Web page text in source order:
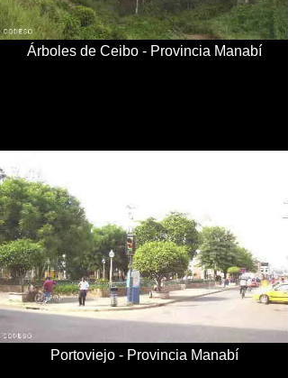
Portoviejo - Provincia Manabí
Árboles de Ceibo - Provincia Manabí